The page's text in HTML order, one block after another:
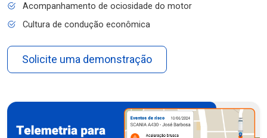
Acompanhamento de ociosidade do motor
Cultura de condução econômica
Solicite uma demonstração